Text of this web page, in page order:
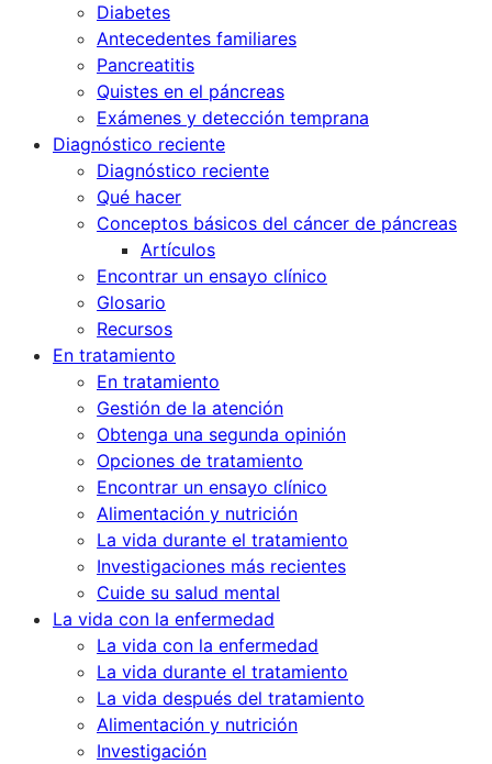
Diabetes
Antecedentes familiares
Pancreatitis
Quistes en el páncreas
Exámenes y detección temprana
Diagnóstico reciente
Diagnóstico reciente
Qué hacer
Conceptos básicos del cáncer de páncreas
Artículos
Encontrar un ensayo clínico
Glosario
Recursos
En tratamiento
En tratamiento
Gestión de la atención
Obtenga una segunda opinión
Opciones de tratamiento
Encontrar un ensayo clínico
Alimentación y nutrición
La vida durante el tratamiento
Investigaciones más recientes
Cuide su salud mental
La vida con la enfermedad
La vida con la enfermedad
La vida durante el tratamiento
La vida después del tratamiento
Alimentación y nutrición
Investigación